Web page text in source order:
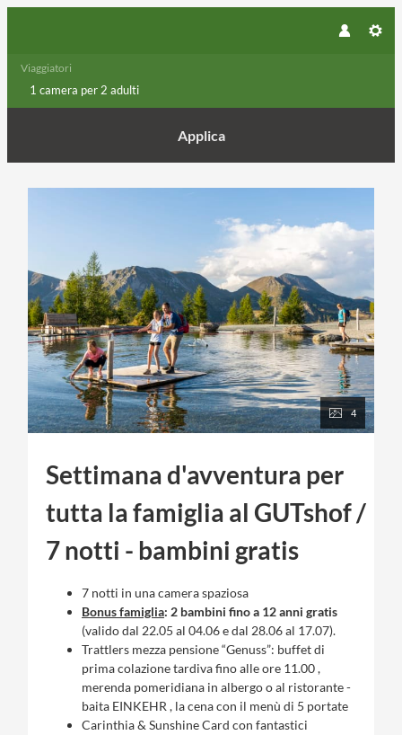
Viaggiatori
1 camera per 2 adulti
Applica
4
Settimana d'avventura per
tutta la famiglia al GUTshof /
7 notti - bambini gratis
7 notti in una camera spaziosa
Bonus famiglia: 2 bambini fino a 12 anni gratis
(valido dal 22.05 al 04.06 e dal 28.06 al 17.07).
Trattlers mezza pensione “Genuss”: buffet di
prima colazione tardiva fino alle ore 11.00 ,
merenda pomeridiana in albergo o al ristorante -
baita EINKEHR , la cena con il menù di 5 portate
Carinthia & Sunshine Card con fantastici